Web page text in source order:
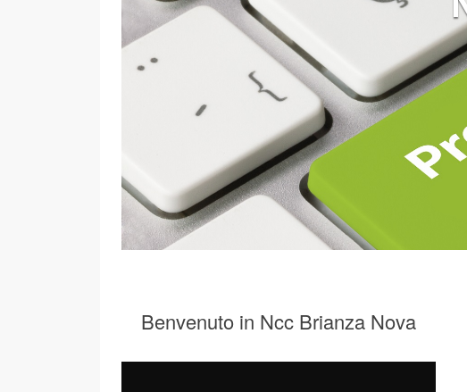
Benvenuto in Ncc Brianza Nova